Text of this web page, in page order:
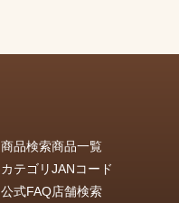
商品検索商品一覧
カテゴリJANコード
公式FAQ店舗検索